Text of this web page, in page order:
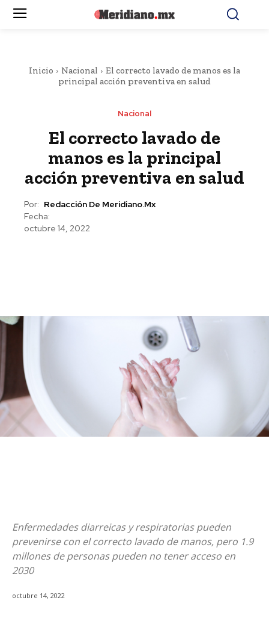
Inicio Nacional
El correcto lavado de manos es la
principal acción preventiva en salud
Nacional
El correcto lavado de
manos es la principal
acción preventiva en salud
Por: Redacción De Meridiano.mx
Fecha:
octubre 14, 2022
Enfermedades diarreicas y respiratorias pueden
prevenirse con el correcto lavado de manos, pero 1.9
millones de personas pueden no tener acceso en
2030
octubre 14, 2022